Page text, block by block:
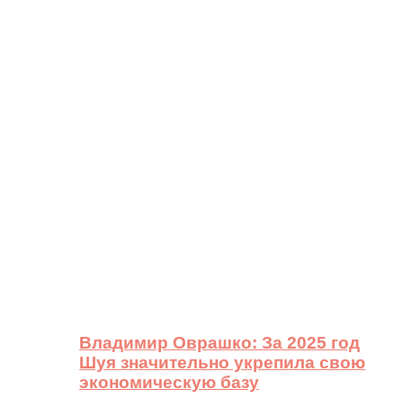
Владимир Оврашко: За 2025 год
Шуя значительно укрепила свою
экономическую базу